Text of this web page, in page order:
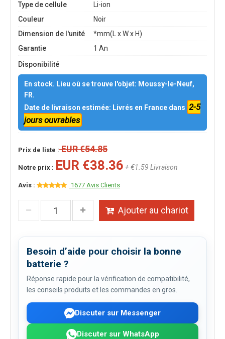
Type de cellule
Li-ion
Couleur
Noir
Dimension de l'unité
*mm(L x W x H)
Garantie
1 An
Disponibilité
En stock. Lieu où se trouve l'objet: Moussy-le-Neuf,
FR.
Date de livraison estimée: Livrés en France dans 2-5
jours ouvrables
Prix de liste :EUR €54.85
Notre prix : EUR €38.36 + €1.59 Livraison
Avis : 1677 Avis Clients
Ajouter au chariot
Besoin d’aide pour choisir la bonne
batterie ?
Réponse rapide pour la vérification de compatibilité,
les conseils produits et les commandes en gros.
Discuter sur Messenger
Discuter sur WhatsApp